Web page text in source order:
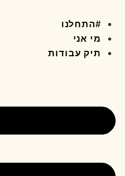
#התחלנו
מי אני
תיק עבודות